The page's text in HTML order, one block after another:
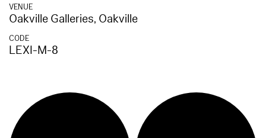
VENUE
Oakville Galleries, Oakville
CODE
LEXI-M-8